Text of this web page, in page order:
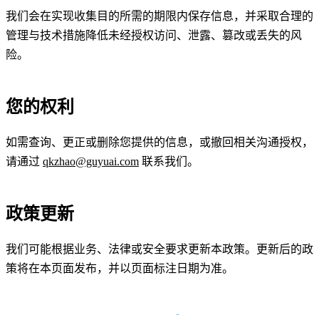
我们会在实现收集目的所需的期限内保存信息，并采取合理的
管理与技术措施降低未经授权访问、泄露、篡改或丢失的风
险。
您的权利
如需查询、更正或删除您提供的信息，或撤回相关沟通授权，
请通过 qkzhao@guyuai.com 联系我们。
政策更新
我们可能根据业务、法律或安全要求更新本政策。更新后的政
策将在本页面发布，并以页面标注日期为准。